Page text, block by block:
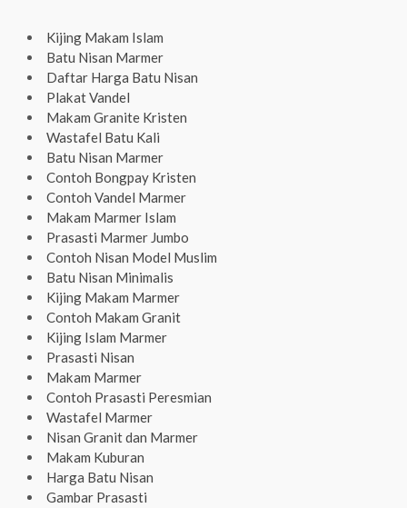
Kijing Makam Islam
Batu Nisan Marmer
Daftar Harga Batu Nisan
Plakat Vandel
Makam Granite Kristen
Wastafel Batu Kali
Batu Nisan Marmer
Contoh Bongpay Kristen
Contoh Vandel Marmer
Makam Marmer Islam
Prasasti Marmer Jumbo
Contoh Nisan Model Muslim
Batu Nisan Minimalis
Kijing Makam Marmer
Contoh Makam Granit
Kijing Islam Marmer
Prasasti Nisan
Makam Marmer
Contoh Prasasti Peresmian
Wastafel Marmer
Nisan Granit dan Marmer
Makam Kuburan
Harga Batu Nisan
Gambar Prasasti